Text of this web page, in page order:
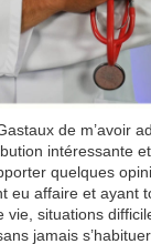
de m’avoir
intéressante
quelques
eu affaire et ayant
vie, situations
jamais